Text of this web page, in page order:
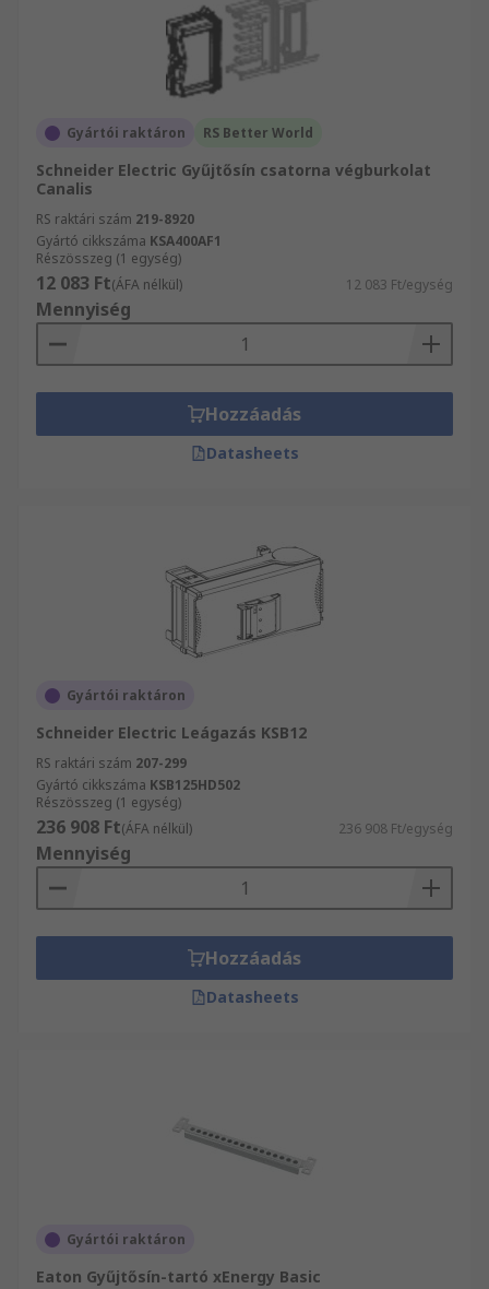
Gyártói raktáron RS Better World
Schneider Electric Gyűjtősín csatorna végburkolat
Canalis
RS raktári szám 219-8920
Gyártó cikkszáma KSA400AF1
Részösszeg (1 egység)
12 083 Ft(ÁFA nélkül) 12 083 Ft/egység
Mennyiség
Hozzáadás
Datasheets
Gyártói raktáron
Schneider Electric Leágazás KSB12
RS raktári szám 207-299
Gyártó cikkszáma KSB125HD502
Részösszeg (1 egység)
236 908 Ft(ÁFA nélkül) 236 908 Ft/egység
Mennyiség
Hozzáadás
Datasheets
Gyártói raktáron
Eaton Gyűjtősín-tartó xEnergy Basic